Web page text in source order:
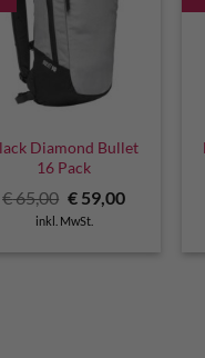
Diamond Bullet
16 Pack
€65,00 Ursprünglicher
Preis
war:
€ 59,00Aktueller
inkl. MwSt.